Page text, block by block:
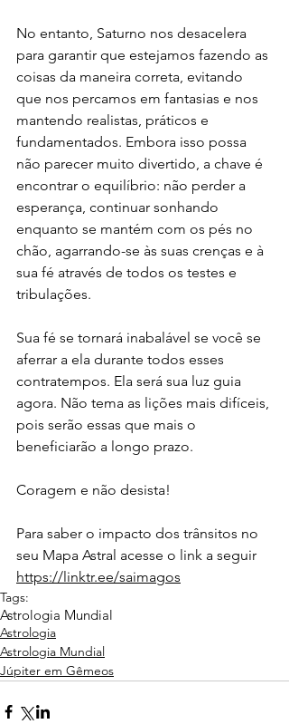
No entanto, Saturno nos desacelera
para garantir que estejamos fazendo as
coisas da maneira correta, evitando
que nos percamos em fantasias e nos
mantendo realistas, práticos e
fundamentados. Embora isso possa
não parecer muito divertido, a chave é
encontrar o equilíbrio: não perder a
esperança, continuar sonhando
enquanto se mantém com os pés no
chão, agarrando-se às suas crenças e à
sua fé através de todos os testes e
tribulações.
Sua fé se tornará inabalável se você se
aferrar a ela durante todos esses
contratempos. Ela será sua luz guia
agora. Não tema as lições mais difíceis,
pois serão essas que mais o
beneficiarão a longo prazo.​​​​​​​​​​​​​​​​
Coragem e não desista!
Para saber o impacto dos trânsitos no
seu Mapa Astral acesse o link a seguir
https://linktr.ee/saimagos
Tags:
Astrologia Mundial
Astrologia
Astrologia Mundial
Júpiter em Gêmeos